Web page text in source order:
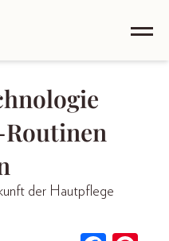
der Hautpflege